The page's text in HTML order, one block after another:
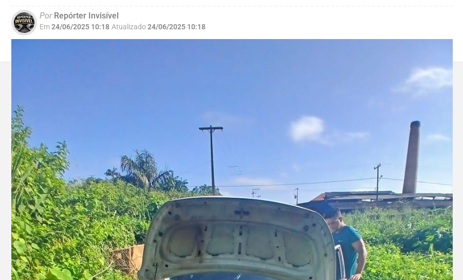
PorRepórter Invisível
Em24/06/2025 10:18 Atualizado24/06/2025 10:18